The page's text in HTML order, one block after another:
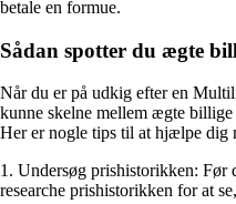
betale en formue.
Sådan spotter du ægte
Når du er på udkig efter en
kunne skelne mellem ægte
Her er nogle tips til at hjælpe dig
1. Undersøg prishistorikken:
researche prishistorikken for at